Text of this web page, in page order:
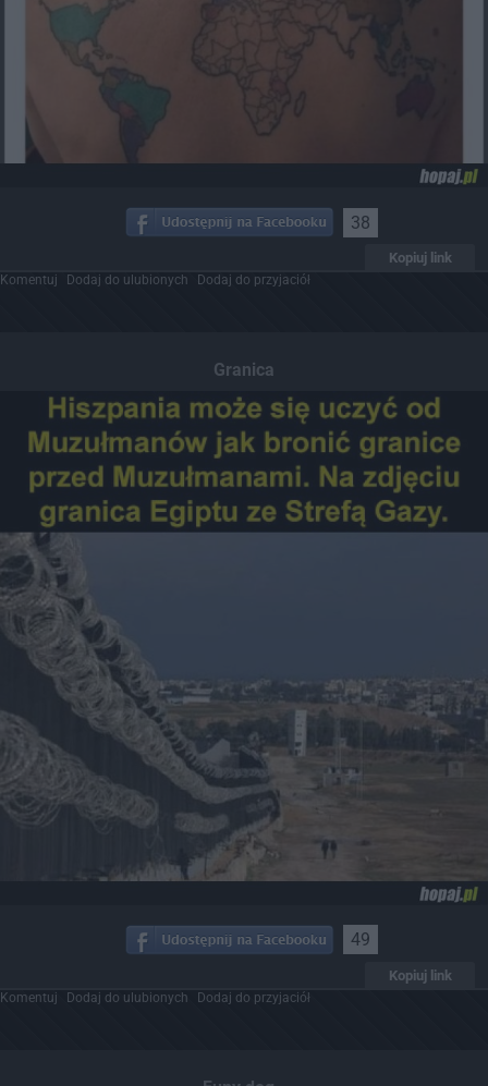
38
Kopiuj link
Komentuj Dodaj do ulubionych Dodaj do przyjaciół
Granica
49
Kopiuj link
Komentuj Dodaj do ulubionych Dodaj do przyjaciół